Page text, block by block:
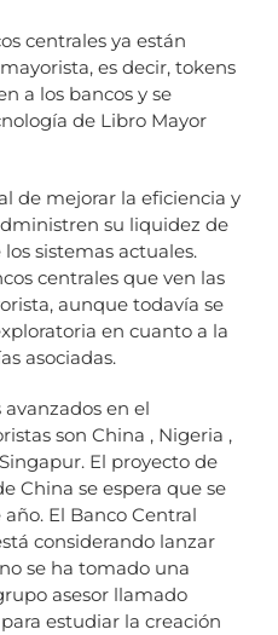
centrales ya están
es decir, tokens
a los bancos y se
de Libro Mayor
de mejorar la eficiencia y
su liquidez de
sistemas actuales.
centrales que ven las
aunque todavía se
en cuanto a la
asociadas.
en el
son China , Nigeria ,
El proyecto de
China se espera que se
El Banco Central
considerando lanzar
se ha tomado una
asesor llamado
estudiar la creación